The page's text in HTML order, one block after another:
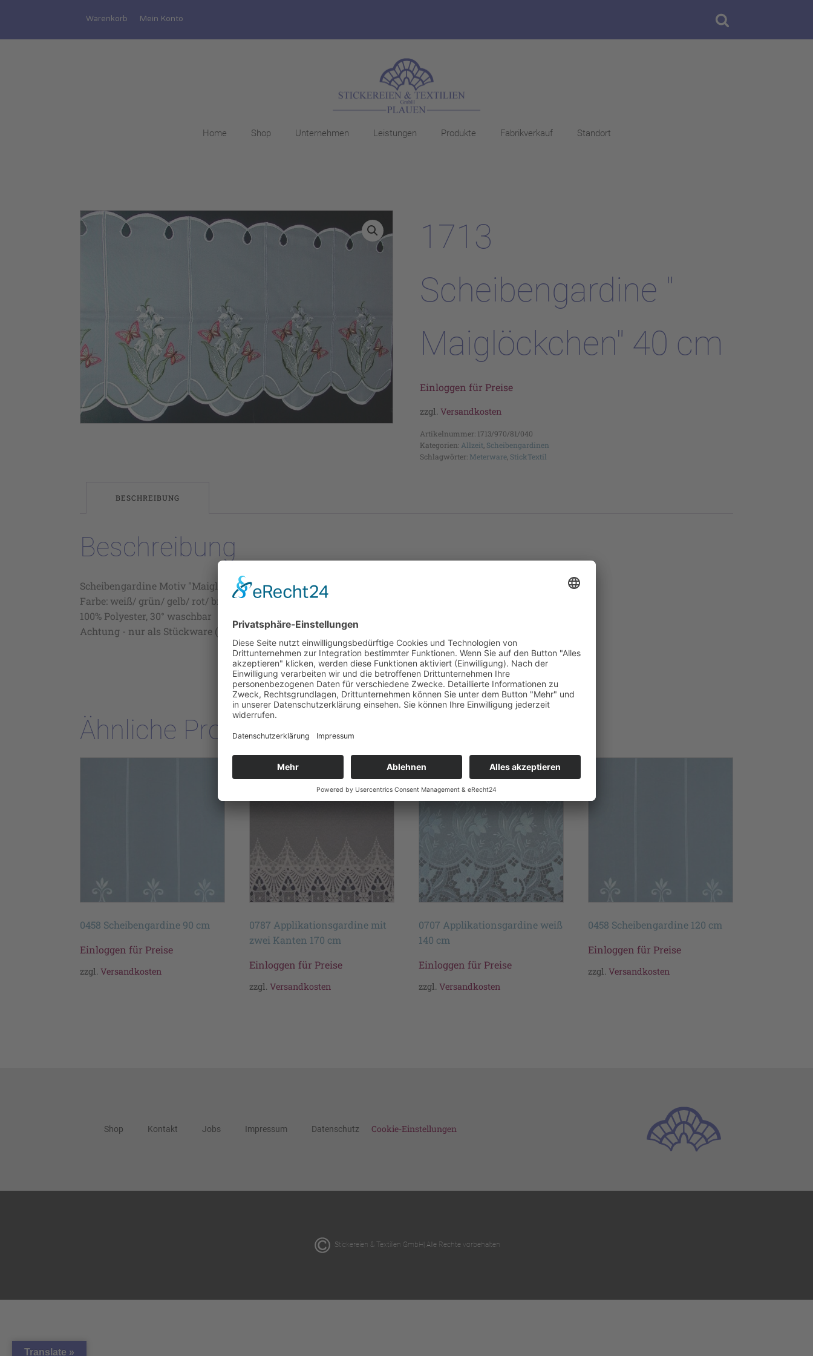
Warenkorb Mein Konto
Home Shop Unternehmen Leistungen Produkte Fabrikverkauf Standort
1713
Scheibengardine "
Maiglöckchen" 40 cm
Einloggen für Preise
zzgl. Versandkosten
Artikelnummer: 1713/970/81/040
Kategorien: Allzeit, Scheibengardinen
Schlagwörter: Meterware, StickTextil
BESCHREIBUNG
Beschreibung
Scheibengardine Motiv "Maiglöckchen" auf Voile,
Farbe: weiß/ grün/ gelb/ rot/ braun (81), Höhe: 40 cm,
100% Polyester, 30° waschbar
Achtung - nur als Stückware (ca 13 m ) lieferbar!
Ähnliche Produkte
0458 Scheibengardine 90 cm
Einloggen für Preise
zzgl. Versandkosten
0787 Applikationsgardine mit
zwei Kanten 170 cm
Einloggen für Preise
zzgl. Versandkosten
0707 Applikationsgardine weiß
140 cm
Einloggen für Preise
zzgl. Versandkosten
0458 Scheibengardine 120 cm
Einloggen für Preise
zzgl. Versandkosten
Shop Kontakt Jobs Impressum Datenschutz Cookie-Einstellungen
Stickereien & Textilien GmbH| Alle Rechte vorbehalten
Translate »